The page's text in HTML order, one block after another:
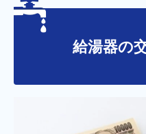
給湯器の